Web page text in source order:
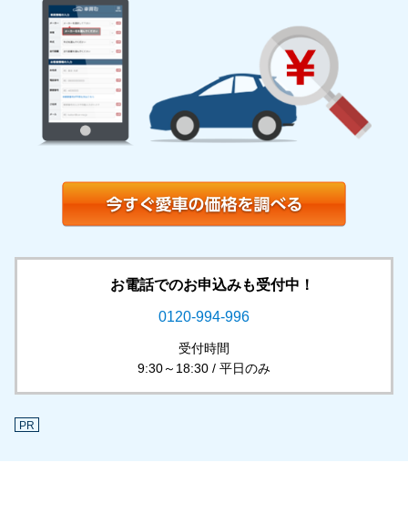
お電話でのお申込みも受付中！
0120-994-996
受付時間
9:30～18:30 / 平日のみ
PR